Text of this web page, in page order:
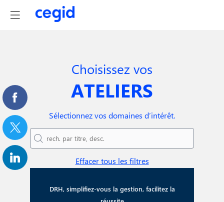
Choisissez vos
ATELIERS
Sélectionnez vos domaines d’intérêt.
Effacer tous les filtres
DRH, simplifiez-vous la gestion, facilitez la